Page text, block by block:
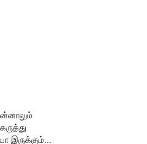
இருக்கும்...